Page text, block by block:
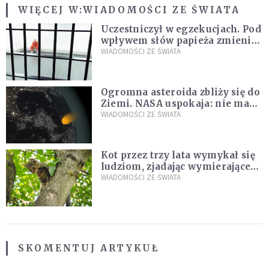
WIĘCEJ W:WIADOMOŚCI ZE ŚWIATA
Uczestniczył w egzekucjach. Pod
wpływem słów papieża zmienił
zdanie
WIADOMOŚCI ZE ŚWIATA
Ogromna asteroida zbliży się do
Ziemi. NASA uspokaja: nie ma
zagrożenia
WIADOMOŚCI ZE ŚWIATA
Kot przez trzy lata wymykał się
ludziom, zjadając wymierające
kaczki. W końcu popełnił
WIADOMOŚCI ZE ŚWIATA
SKOMENTUJ ARTYKUŁ